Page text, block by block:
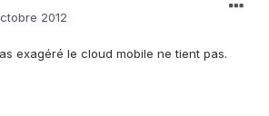
2012
exagéré le cloud mobile ne tient pas.